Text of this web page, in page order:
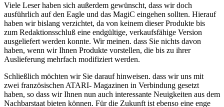
Viele Leser haben sich außerdem gewünscht, dass wir doch
ausführlich auf den Eagle und das MagiC eingehen sollten. Hierauf
haben wir bislang verzichtet, da von keinem dieser Produkte bis
zum Redaktionsschluß eine endgültige, verkaufsfähige Version
ausgeliefert werden konnte. Wir meinen. dass Sie nichts davon
haben, wenn wir Ihnen Produkte vorstellen, die bis zu ihrer
Auslieferung mehrfach modifiziert werden.
Schließlich möchten wir Sie darauf hinweisen. dass wir uns mit
zwei französischen ATARI- Magazinen in Verbindung gesetzt
haben, so dass wir Ihnen nun auch interessante Neuigkeiten aus dem
Nachbarstaat bieten können. Für die Zukunft ist ebenso eine enge